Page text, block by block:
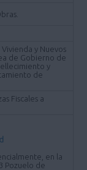
y Nuevos
de Gobierno de
y
de
Fiscales a
en la
Pozuelo de